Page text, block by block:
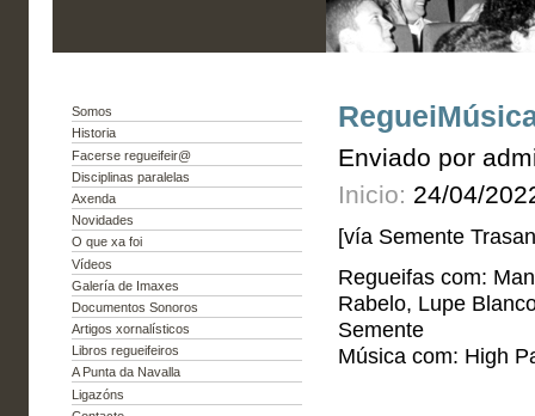
Somos
Historia
Facerse regueifeir@
Disciplinas paralelas
Axenda
Novidades
O que xa foi
Vídeos
Galería de Imaxes
Documentos Sonoros
Artigos xornalísticos
Libros regueifeiros
A Punta da Navalla
Ligazóns
Enviado por
Inicio: 24/04/
[vía Semente
Regueifas com:
Rabelo, Lupe
Semente
Música com: High